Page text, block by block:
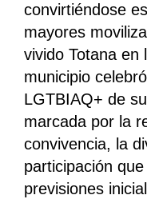
convirtiéndose
mayores
vivido Totana en
municipio
LGTBIAQ+ de
marcada por la
convivencia, la
participación
previsiones